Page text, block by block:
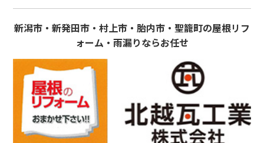
新潟市・新発田市・村上市・胎内市・聖籠町の屋根リフ
ォーム・雨漏りならお任せ